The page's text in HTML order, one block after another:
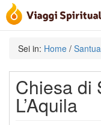
Sei in: Home /
Chiesa di
L’Aquila